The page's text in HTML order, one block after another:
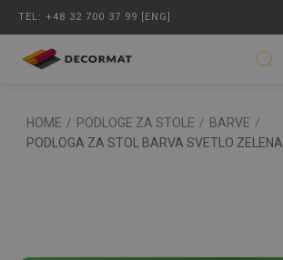
TEL: +48 32 700 37 99 [ENG]
HOME / PODLOGE ZA STOLE / BARVE /
PODLOGA ZA STOL BARVA SVETLO ZELENA